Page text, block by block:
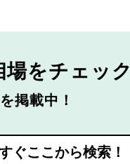
場をチェック
掲載中！
ぐここから検索！